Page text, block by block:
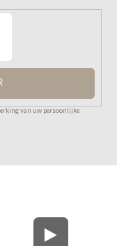
van uw persoonlijke